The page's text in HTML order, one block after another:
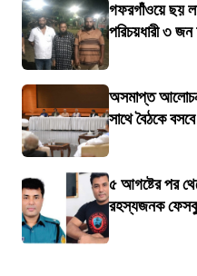
গফরগাঁওয়ে ছয়
পরিচয়ধারী ৩
অসমাপ্ত
সাথে বৈঠকে
৫ আগষ্টের পর
রহস্যজনক